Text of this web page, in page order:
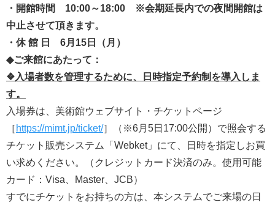
・開館時間 10:00～18:00 ※会期延長内での夜間開館は
中止させて頂きます。
・休 館 日 6月15日（月）
◆ご来館にあたって：
❖入場者数を管理するために、日時指定予約制を導入しま
す。
入場券は、美術館ウェブサイト・チケットページ
［ https://mimt.jp/ticket/］（※6月5日17:00公開）で照会する
チケット販売システム「Webket」にて、日時を指定しお買
い求めください。（クレジットカード決済のみ。使用可能
カード：Visa、Master、JCB）
すでにチケットをお持ちの方は、本システムでご来場の日